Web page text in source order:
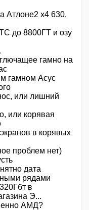
Атлоне2 х4 630,
до 8800ГТ и озу
гамно на
гамном Асус
или лишний
или корявая
в корявых
проблем нет)
дата
рядами
в
Э...
АМД?